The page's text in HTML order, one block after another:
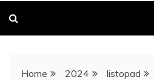
Home 2024 listopad